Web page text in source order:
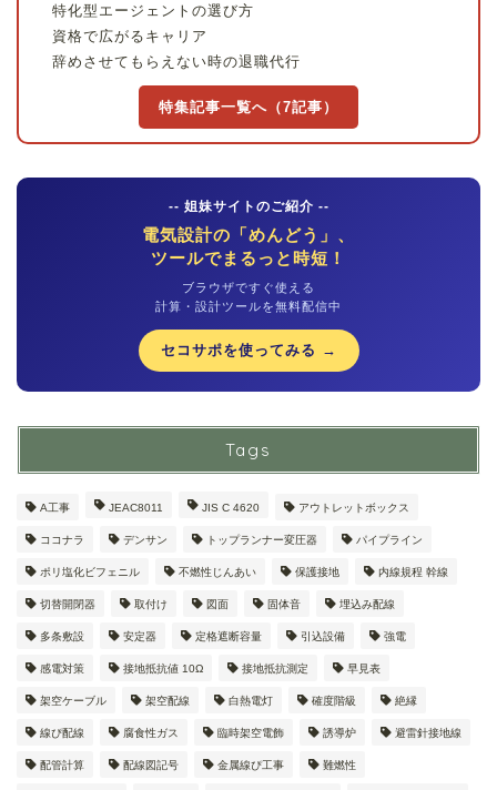
特化型エージェントの選び方
資格で広がるキャリア
辞めさせてもらえない時の退職代行
特集記事一覧へ（7記事）
-- 姐妹サイトのご紹介 --
電気設計の「めんどう」、
ツールでまるっと時短！
ブラウザですぐ使える
計算・設計ツールを無料配信中
セコサポを使ってみる →
Tags
A工事 JEAC8011 JIS C 4620 アウトレットボックス
ココナラ デンサン トップランナー変圧器 パイプライン
ポリ塩化ビフェニル 不燃性じんあい 保護接地 内線規程 幹線
切替開閉器 取付け 図面 固体音 埋込み配線
多条敷設 安定器 定格遮断容量 引込設備 強電
感電対策 接地抵抗値 10Ω 接地抵抗測定 早見表
架空ケーブル 架空配線 白熱電灯 確度階級 絶縁
線ぴ配線 腐食性ガス 臨時架空電飾 誘導炉 避雷針接地線
配管計算 配線図記号 金属線ぴ工事 難燃性